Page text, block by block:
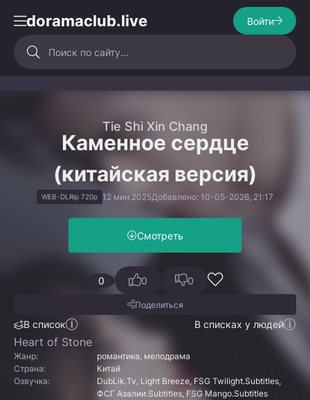
doramaclub.live Войти
Tie Shi Xin Chang
Каменное сердце
(китайская версия)
WEB-DLRip 720p 12 мин.2025Добавлено: 10-05-2026, 21:17
Смотреть
0
В список В списках у людей
0 0
Поделиться
Heart of Stone
Жанр:
романтика, мелодрама
Страна:
Китай
Озвучка:
DubLik.Tv, Light Breeze, FSG Twilight.Subtitles,
ФСГ Азалии.Subtitles, FSG Mango.Subtitles